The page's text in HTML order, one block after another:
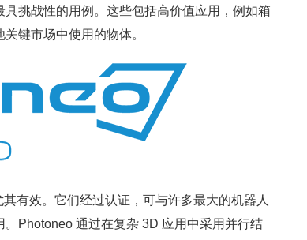
挑战性的用例。这些包括高价值应用，例如箱
键市场中使用的物体。
有效。它们经过认证，可与许多最大的机器人
Photoneo 通过在复杂 3D 应用中采用并行结